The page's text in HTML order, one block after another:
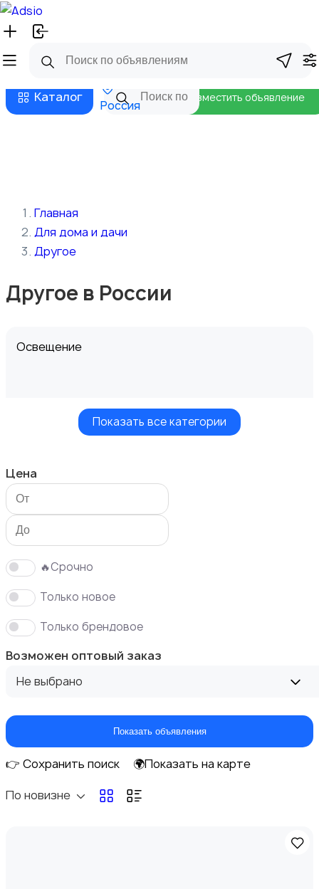
Русский
Бизнес тарифы
Каталог
Россия
Разместить объявление
Главная
Для дома и дачи
Другое
Другое в России
Освещение
Диваны и кресла1
Бытовая химия1
Показать все категории
Цена
🔥Срочно
Только новое
Только брендовое
Возможен оптовый заказ
Не выбрано
Показать объявления
👉 Сохранить поиск
🌍Показать на карте
По новизне